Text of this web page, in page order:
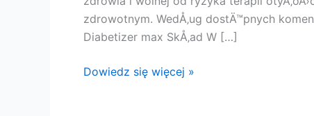
zdrowotnym. WedÅ‚ug dostÄ™pnych
Diabetizer max SkÅ‚ad W […]
Diabetizer
Dowiedz się więcej »